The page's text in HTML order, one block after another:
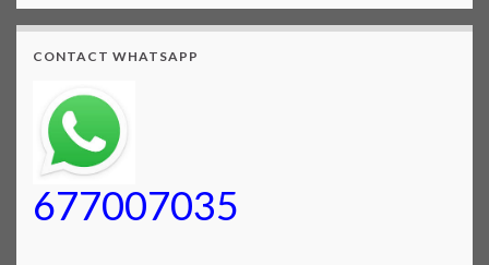
CONTACT WHATSAPP
677007035